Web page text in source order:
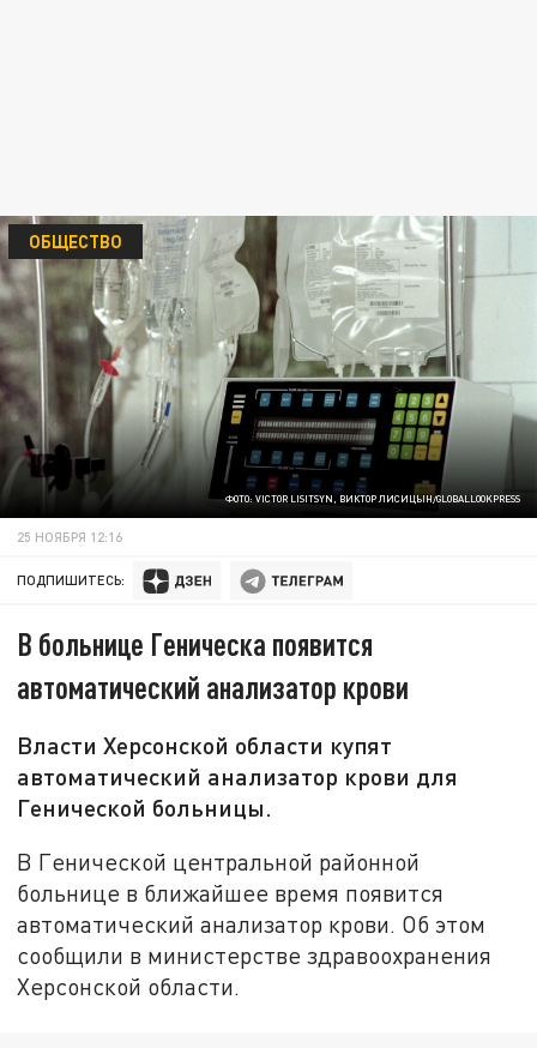
ФОТО: VICTOR LISITSYN, ВИКТОР ЛИСИЦЫН/GLOBALLOOKPRESS
ОБЩЕСТВО
25 НОЯБРЯ 12:16
ПОДПИШИТЕСЬ:
В больнице Геническа появится
автоматический анализатор крови
Власти Херсонской области купят
автоматический анализатор крови для
Генической больницы.
В Генической центральной районной
больнице в ближайшее время появится
автоматический анализатор крови. Об этом
сообщили в министерстве здравоохранения
Херсонской области.